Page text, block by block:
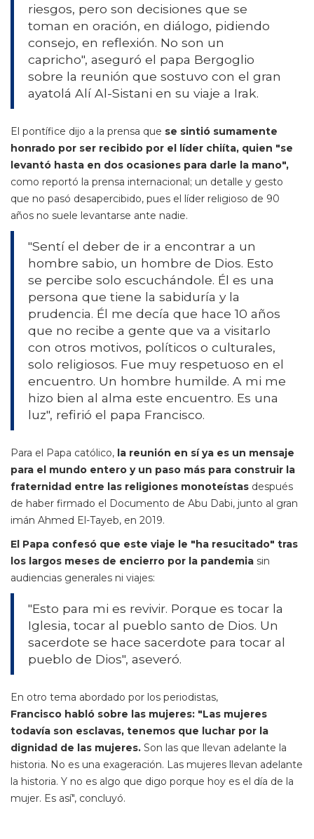
riesgos, pero son decisiones que se
toman en oración, en diálogo, pidiendo
consejo, en reflexión. No son un
capricho", aseguró el papa Bergoglio
sobre la reunión que sostuvo con el gran
ayatolá Alí Al-Sistani en su viaje a Irak.
El pontífice dijo a la prensa que se sintió sumamente
honrado por ser recibido por el líder chiíta, quien "se
levantó hasta en dos ocasiones para darle la mano",
como reportó la prensa internacional; un detalle y gesto
que no pasó desapercibido, pues el líder religioso de 90
años no suele levantarse ante nadie.
"Sentí el deber de ir a encontrar a un
hombre sabio, un hombre de Dios. Esto
se percibe solo escuchándole. Él es una
persona que tiene la sabiduría y la
prudencia. Él me decía que hace 10 años
que no recibe a gente que va a visitarlo
con otros motivos, políticos o culturales,
solo religiosos. Fue muy respetuoso en el
encuentro. Un hombre humilde. A mi me
hizo bien al alma este encuentro. Es una
luz", refirió el papa Francisco.
Para el Papa católico, la reunión en sí ya es un mensaje
para el mundo entero y un paso más para construir la
fraternidad entre las religiones monoteístas después
de haber firmado el Documento de Abu Dabi, junto al gran
imán Ahmed El-Tayeb, en 2019.
El Papa confesó que este viaje le "ha resucitado" tras
los largos meses de encierro por la pandemia sin
audiencias generales ni viajes:
"Esto para mi es revivir. Porque es tocar la
Iglesia, tocar al pueblo santo de Dios. Un
sacerdote se hace sacerdote para tocar al
pueblo de Dios", aseveró.
En otro tema abordado por los periodistas,
Francisco habló sobre las mujeres: "Las mujeres
todavía son esclavas, tenemos que luchar por la
dignidad de las mujeres. Son las que llevan adelante la
historia. No es una exageración. Las mujeres llevan adelante
la historia. Y no es algo que digo porque hoy es el día de la
mujer. Es así", concluyó.